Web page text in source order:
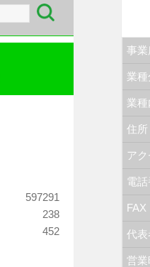
597291
238
452
事業
業
業
住所
ア
電
FAX
代
営業